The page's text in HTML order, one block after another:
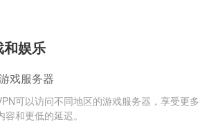
和娱乐
戏服务器
可以访问不同地区的游戏服务器，享受更多
容和更低的延迟。